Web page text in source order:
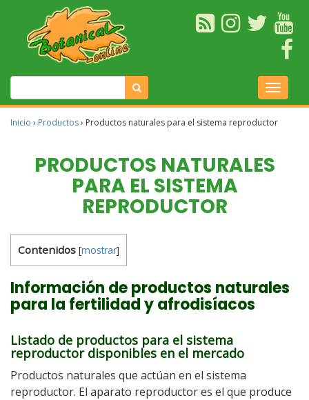
Inicio › Productos› Productos naturales para el sistema reproductor
PRODUCTOS NATURALES
PARA EL SISTEMA
REPRODUCTOR
Contenidos [mostrar]
Información de productos naturales
para la fertilidad y afrodisíacos
Listado de productos para el sistema
reproductor disponibles en el mercado
Productos naturales que actúan en el sistema
reproductor. El aparato reproductor es el que produce